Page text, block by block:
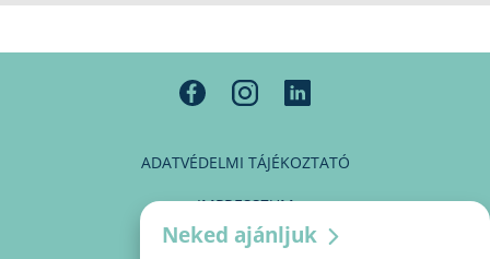
ADATVÉDELMI TÁJÉKOZTATÓ
IMPRESSZUM
MÉDIAAJÁNLAT
Neked ajánljuk